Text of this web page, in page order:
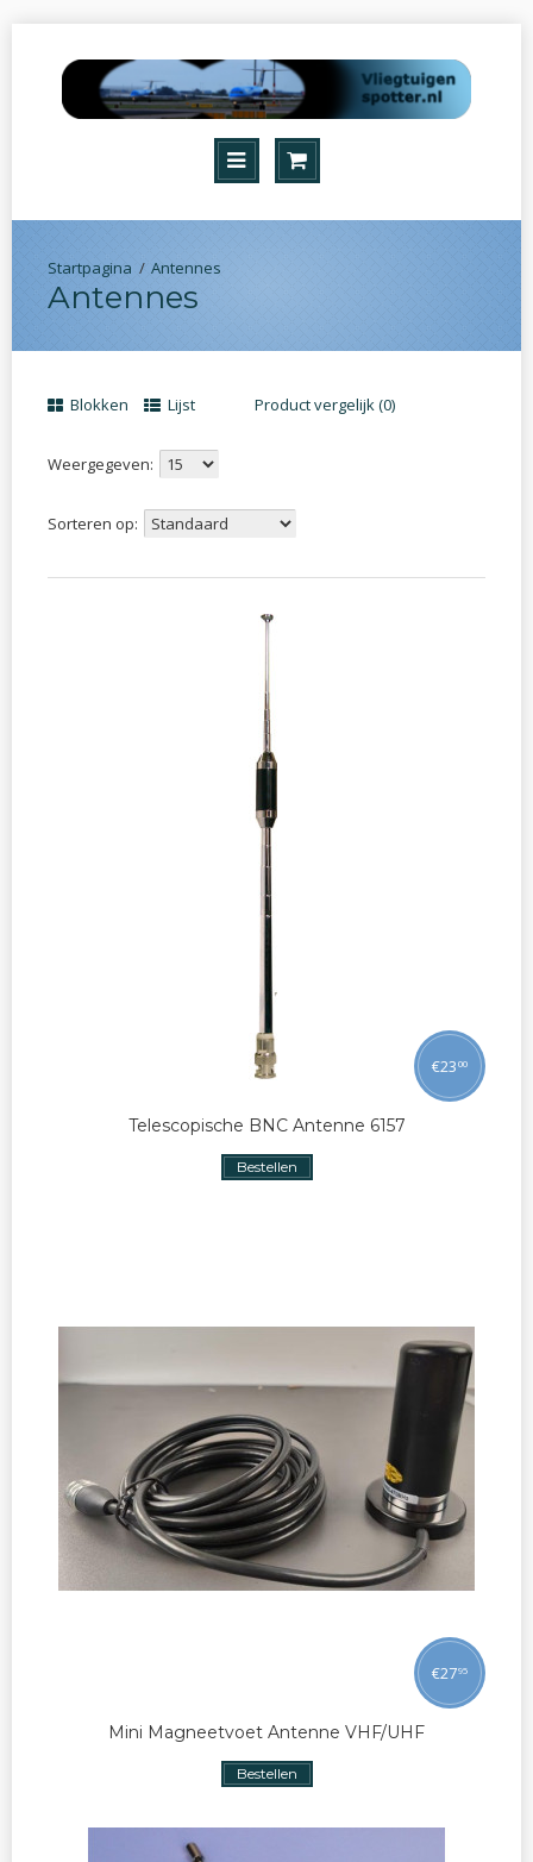
Antennes
Antennes
Blokken Lijst Product vergelijk (0)
Weergegeven:
Sorteren op:
Telescopische BNC Antenne 6157
€23 00
Bestellen
Mini Magneetvoet Antenne VHF/UHF
€2795
Bestellen